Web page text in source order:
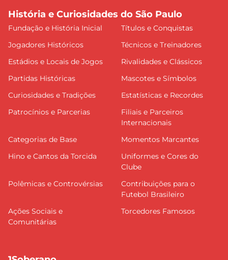
História e Curiosidades do São Paulo
Fundação e História Inicial
Títulos e Conquistas
Jogadores Históricos
Técnicos e Treinadores
Estádios e Locais de Jogos
Rivalidades e Clássicos
Partidas Históricas
Mascotes e Símbolos
Curiosidades e Tradições
Estatísticas e Recordes
Patrocínios e Parcerias
Filiais e Parceiros
Internacionais
Categorias de Base
Momentos Marcantes
Hino e Cantos da Torcida
Uniformes e Cores do
Clube
Polêmicas e Controvérsias
Contribuições para o
Futebol Brasileiro
Ações Sociais e
Comunitárias
Torcedores Famosos